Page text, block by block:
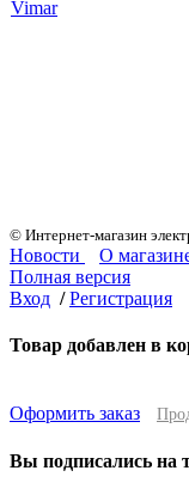
© Интернет-магазин
Новости
О
Полная версия
Вход / Регистрация
Товар добавлен в
Оформить заказ
Вы подписались на